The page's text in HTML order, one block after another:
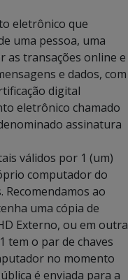
eletrônico que
uma pessoa, uma
as transações online e
e dados, com
digital
eletrônico chamado
assinatura
válidos por 1 (um)
computador do
ao
uma cópia de
Externo, ou em outra
tem o par de chaves
no momento
é enviada para a